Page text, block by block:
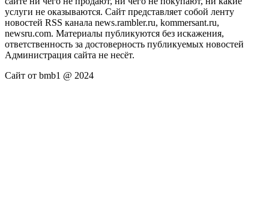
услуги не оказываются. Сайт представляет собой ленту
новостей RSS канала news.rambler.ru, kommersant.ru,
newsru.com. Материалы публикуются без искажения,
ответственность за достоверность публикуемых новостей
Администрация сайта не несёт.
Сайт от bmb1 @ 2024